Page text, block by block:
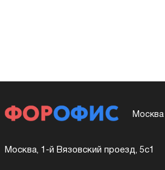
Москва
Москва, 1-й Вязовский проезд, 5с1